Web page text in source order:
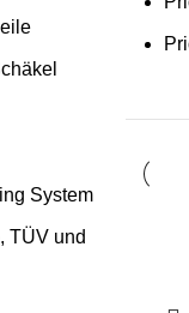
System
TÜV und